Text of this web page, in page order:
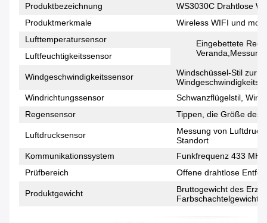
Produktbezeichnung
WS3030C Drahtlose
Produktmerkmale
Wireless WIFI und
Lufttemperatursensor
Eingebettete
Luftfeuchtigkeitssensor
Windgeschwindigkeitssensor
Windschüssel-Stil zur
Windrichtungssensor
Schwanzflügelstil,
Regensensor
Tippen, die Größe des
Luftdrucksensor
Messung von
Standort
Kommunikationssystem
Funkfrequenz 433 MHz
Prüfbereich
Offene drahtlose
Produktgewicht
Bruttogewicht des
Farbschachtelgewicht